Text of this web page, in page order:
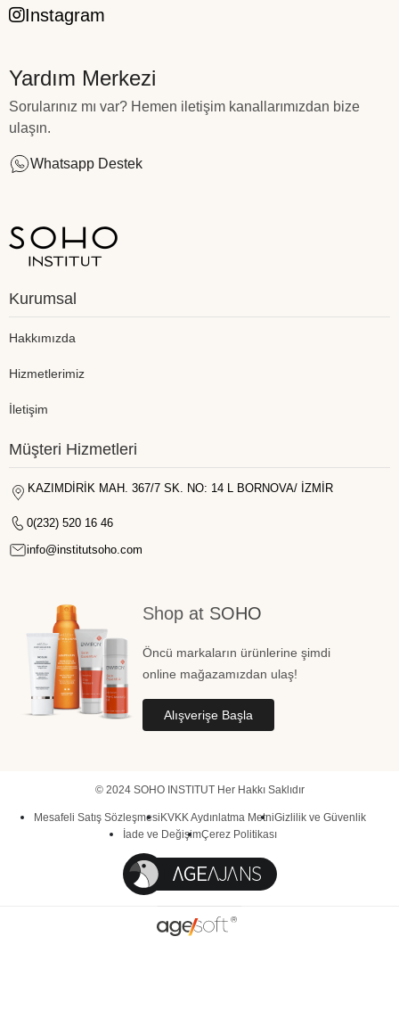
Kurumsal
Hakkımızda
Hizmetlerimiz
İletişim
Müşteri Hizmetleri
KAZIMDİRİK MAH. 367/7 SK. NO: 14 L BORNOVA/ İZMİR
0(232) 520 16 46
info@institutsoho.com
Shop at SOHO
Öncü markaların ürünlerine şimdi
online mağazamızdan ulaş!
Alışverişe Başla
Instagram
Yardım Merkezi
Sorularınız mı var? Hemen iletişim kanallarımızdan bize
ulaşın.
Whatsapp Destek
© 2024 SOHO INSTITUT Her Hakkı Saklıdır
Mesafeli Satış SözleşmesiKVKK Aydınlatma MetniGizlilik ve Güvenlik
İade ve DeğişimÇerez Politikası